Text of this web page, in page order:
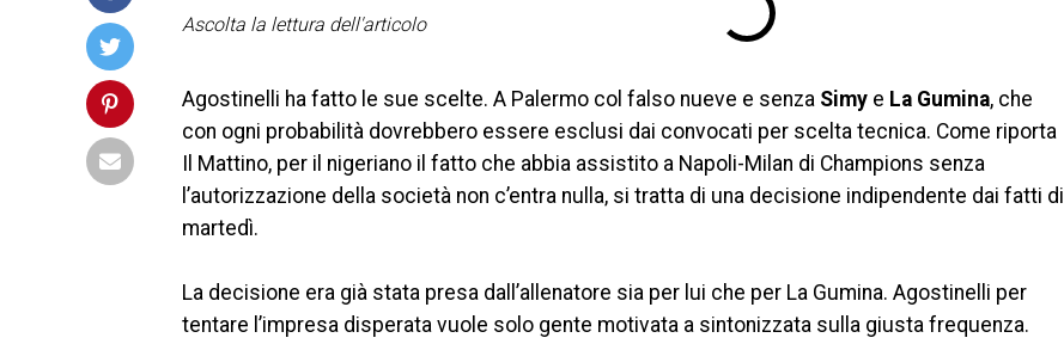
Ascolta la lettura dell'articolo
Agostinelli ha fatto le sue scelte. A Palermo col falso nueve e senza Simy e La Gumina, che
con ogni probabilità dovrebbero essere esclusi dai convocati per scelta tecnica. Come riporta
Il Mattino, per il nigeriano il fatto che abbia assistito a Napoli-Milan di Champions senza
l’autorizzazione della società non c’entra nulla, si tratta di una decisione indipendente dai fatti di
martedì.
La decisione era già stata presa dall’allenatore sia per lui che per La Gumina. Agostinelli per
tentare l’impresa disperata vuole solo gente motivata a sintonizzata sulla giusta frequenza.